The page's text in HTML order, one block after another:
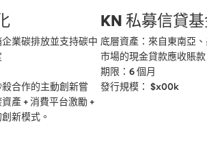
業碳排放並支持碳中
合作的主動創新嘗
產 + 消費平台激勵 +
新模式。
KN 私募信貸
底層資產：來自東南亞
市場的現金貸款應收賬款
期限：6 個月
發行規模： $x00k